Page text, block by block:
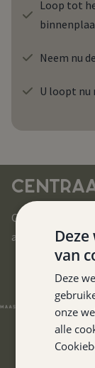
Loop tot
Neem nu
U loopt nu
Ons hotel is
alle uithoeken
van
Deze
onze
alle